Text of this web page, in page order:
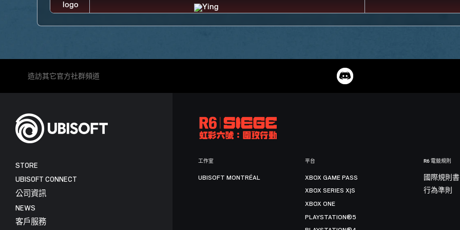
造訪其它官方社群頻道
STORE
UBISOFT CONNECT
公司資訊
NEWS
客戶服務
工作室
UBISOFT MONTRÉAL
平台
XBOX GAME PASS
XBOX SERIES X|S
XBOX ONE
PLAYSTATION®5
R6 電競規則
國際規則書
行為準則